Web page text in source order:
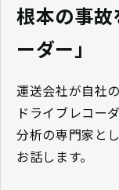
根本の事
ーダー」
運送会社が自社
ドライブレコー
分析の専門家と
お話します。